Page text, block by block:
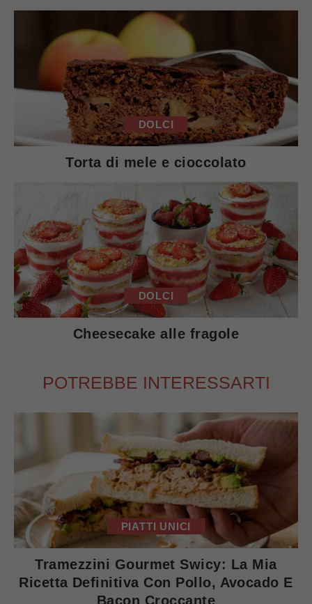
DOLCI
Torta di mele e cioccolato
DOLCI
Cheesecake alle fragole
POTREBBE INTERESSARTI
PIATTI UNICI
Tramezzini Gourmet Swicy: La Mia
Ricetta Definitiva Con Pollo, Avocado E
Bacon Croccante